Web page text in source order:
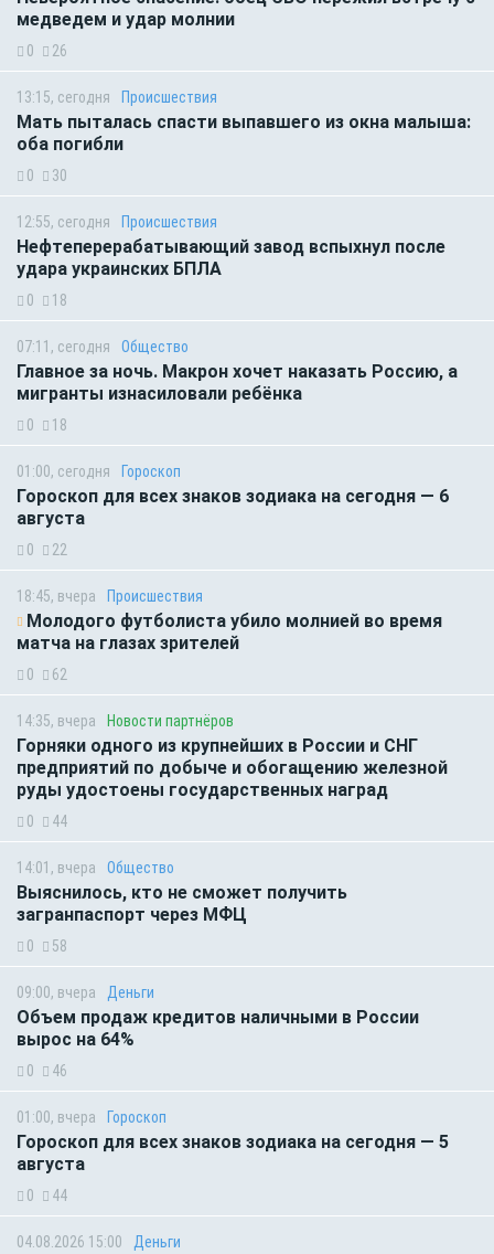
медведем и удар молнии
0 26
13:15, сегодня Происшествия
Мать пыталась спасти выпавшего из окна малыша:
оба погибли
0 30
12:55, сегодня Происшествия
Нефтеперерабатывающий завод вспыхнул после
удара украинских БПЛА
0 18
07:11, сегодня Общество
Главное за ночь. Макрон хочет наказать Россию, а
мигранты изнасиловали ребёнка
0 18
01:00, сегодня Гороскоп
Гороскоп для всех знаков зодиака на сегодня — 6
августа
0 22
18:45, вчера Происшествия
Молодого футболиста убило молнией во время
матча на глазах зрителей
0 62
14:35, вчера Новости партнёров
Горняки одного из крупнейших в России и СНГ
предприятий по добыче и обогащению железной
руды удостоены государственных наград
0 44
14:01, вчера Общество
Выяснилось, кто не сможет получить
загранпаспорт через МФЦ
0 58
09:00, вчера Деньги
Объем продаж кредитов наличными в России
вырос на 64%
0 46
01:00, вчера Гороскоп
Гороскоп для всех знаков зодиака на сегодня — 5
августа
0 44
04.08.2026 15:00 Деньги